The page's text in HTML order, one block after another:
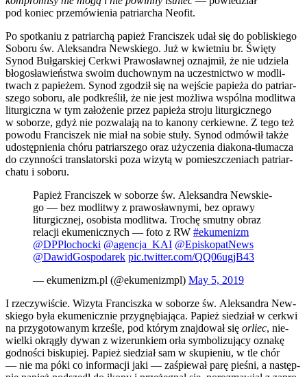
pod koniec prze­mó­wie­nia patriar­cha Neo­fit.
Po spo­tka­niu z patriar­chą papież Fran­ci­szek udał się do pobli­skie­go
Sobo­ru św. Alek­san­dra New­skie­go. Już w kwiet­niu br. Świę­ty
Synod Buł­gar­skiej Cer­kwi Pra­wo­sław­nej oznaj­mił, że nie udzie­la
bło­go­sła­wień­stwa swo­im duchow­nym na uczest­nic­two w modli­
twach z papie­żem. Synod zgo­dził się na wej­ście papie­ża do patriar­
sze­go sobo­ru, ale pod­kre­ślił, że nie jest moż­li­wa wspól­na modli­twa
litur­gicz­na w tym zało­że­nie przez papie­ża stro­ju litur­gicz­ne­go
w sobo­rze, gdyż nie pozwa­la­ją na to kano­ny cer­kiew­ne. Z tego też
powo­du Fran­ci­szek nie miał na sobie stu­ły. Synod odmó­wił tak­że
udo­stęp­nie­nia chó­ru patriar­sze­go oraz uży­cze­nia dia­ko­na-tłu­ma­cza
do czyn­no­ści trans­la­tor­ski poza wizy­tą w pomiesz­cze­niach patriar­
cha­tu i sobo­ru.
Papież Fran­ci­szek w sobo­rze św. Alek­san­dra New­skie­
go — bez modli­twy z pra­wo­sław­ny­mi, bez opra­wy
litur­gicz­nej, oso­bi­sta modli­twa. Tro­chę smut­ny obraz
rela­cji eku­me­nicz­nych — foto z RW #eku­me­nizm
@DPPlochocki @agencja_KAI @EpiskopatNews
@DawidGospodarek pic.twitter.com/QQ06ugjB43
— ekumenizm.pl (@ekumenizmpl) May 5, 2019
I rze­czy­wi­ście. Wizy­ta Fran­cisz­ka w sobo­rze św. Alek­san­dra New­
skie­go była eku­me­nicz­nie przy­gnę­bia­ją­ca. Papież sie­dział w cer­kwi
na przy­go­to­wa­nym krze­śle, pod któ­rym znaj­do­wał się orliec, nie­
wiel­ki okrą­gły dywan z wize­run­kiem orła sym­bo­li­zu­ją­cy ozna­kę
god­no­ści bisku­piej. Papież sie­dział sam w sku­pie­niu, w tle chór
— nie ma póki co infor­ma­cji jaki — zaśpie­wał parę pie­śni, a następ­